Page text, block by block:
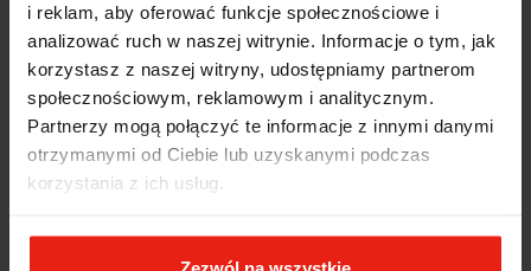
i reklam, aby oferować funkcje społecznościowe i
analizować ruch w naszej witrynie. Informacje o tym, jak
korzystasz z naszej witryny, udostępniamy partnerom
społecznościowym, reklamowym i analitycznym.
Partnerzy mogą połączyć te informacje z innymi danymi
otrzymanymi od Ciebie lub uzyskanymi podczas
korzystania z ich usług.
Stefan zweryfikowano
5
Przesympatyczna obsługa. Zachęcam każdego do
zakupów w tym sklepie. Precyzyjny czas dostawy,
jestem pod wrażeniem. Przesyłka została doskonale
zabezpieczona. Produkty, serwis, dostawa- wszystko
na najwyższym poziomie.